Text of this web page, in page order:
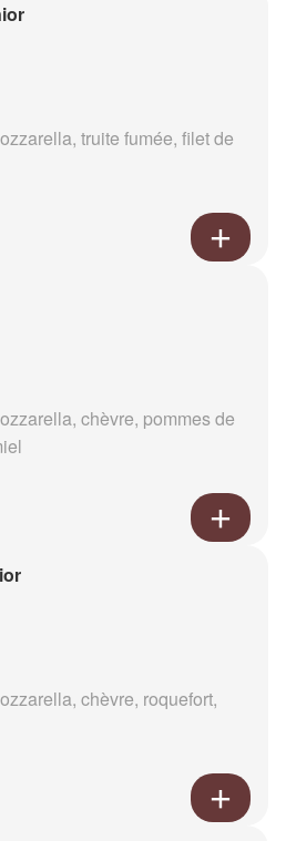
truite fumée, filet de
chèvre, pommes de
chèvre, roquefort,